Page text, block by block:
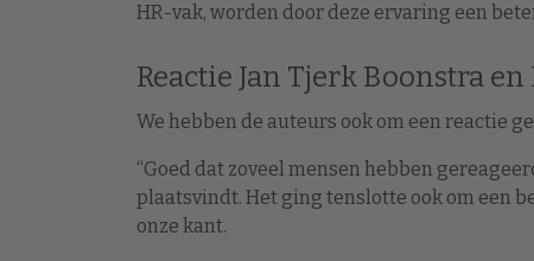
HR-vak, worden door deze ervaring een
Reactie Jan Tjerk Boonstra
We hebben de auteurs ook om een reactie
“Goed dat zoveel mensen hebben
plaatsvindt. Het ging tenslotte ook om een
onze kant.